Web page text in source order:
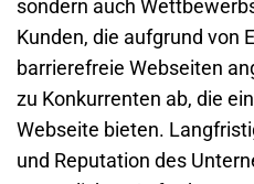
sondern auch
Kunden, die aufgrund von
barrierefreie Webseiten
zu Konkurrenten ab, die
Webseite bieten.
und Reputation des